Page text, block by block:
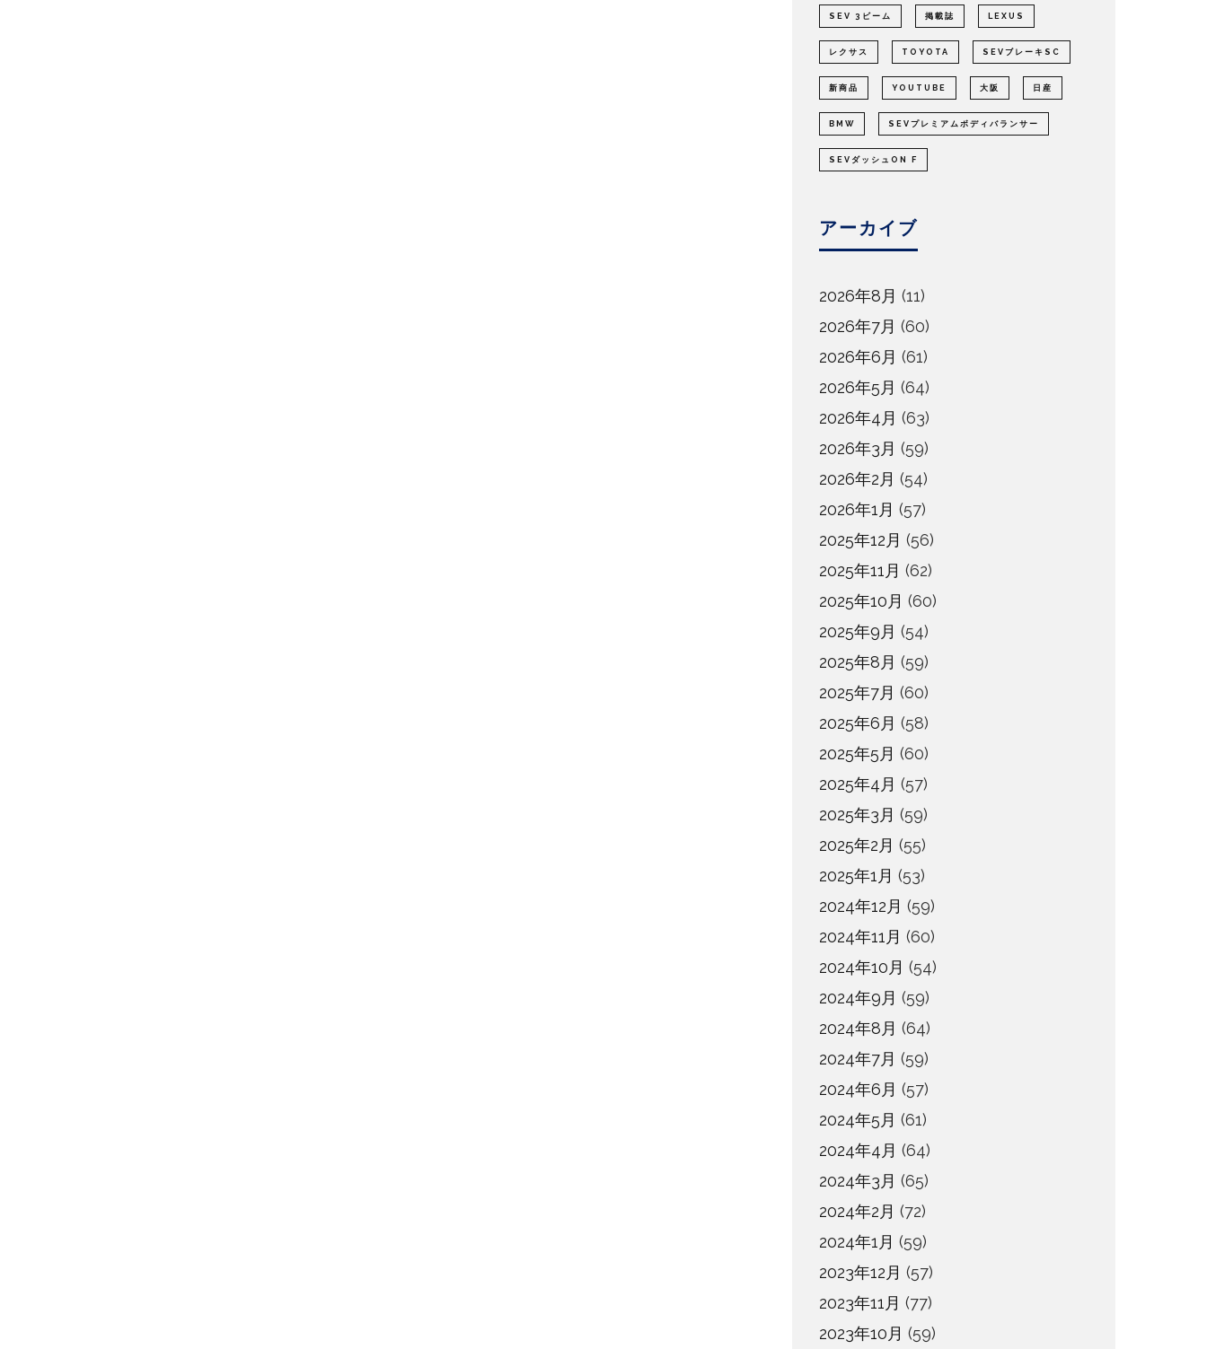
SEV 3ビーム 掲載誌 LEXUS
レクサス TOYOTA SEVブレーキSC
新商品 YOUTUBE 大阪 日産
BMW SEVプレミアムボディバランサー
SEVダッシュON F
アーカイブ
2026年8月 (11)
2026年7月 (60)
2026年6月 (61)
2026年5月 (64)
2026年4月 (63)
2026年3月 (59)
2026年2月 (54)
2026年1月 (57)
2025年12月 (56)
2025年11月 (62)
2025年10月 (60)
2025年9月 (54)
2025年8月 (59)
2025年7月 (60)
2025年6月 (58)
2025年5月 (60)
2025年4月 (57)
2025年3月 (59)
2025年2月 (55)
2025年1月 (53)
2024年12月 (59)
2024年11月 (60)
2024年10月 (54)
2024年9月 (59)
2024年8月 (64)
2024年7月 (59)
2024年6月 (57)
2024年5月 (61)
2024年4月 (64)
2024年3月 (65)
2024年2月 (72)
2024年1月 (59)
2023年12月 (57)
2023年11月 (77)
2023年10月 (59)